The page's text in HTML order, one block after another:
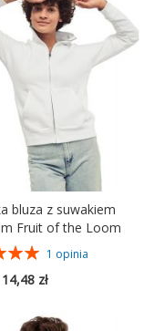
bluza z suwakiem
Fruit of the Loom
1 opinia
zł